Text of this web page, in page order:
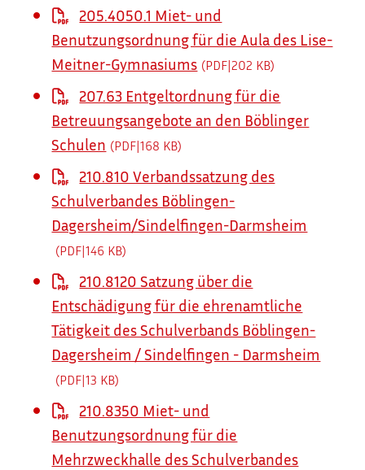
205.4050.1 Miet- und
Benutzungsordnung für die Aula des Lise-
Meitner-Gymnasiums (PDF|202 KB)
207.63 Entgeltordnung für die
Betreuungsangebote an den Böblinger
Schulen (PDF|168 KB)
210.810 Verbandssatzung des
Schulverbandes Böblingen-
Dagersheim/Sindelfingen-Darmsheim
(PDF|146 KB)
210.8120 Satzung über die
Entschädigung für die ehrenamtliche
Tätigkeit des Schulverbands Böblingen-
Dagersheim / Sindelfingen - Darmsheim
(PDF|13 KB)
210.8350 Miet- und
Benutzungsordnung für die
Mehrzweckhalle des Schulverbandes